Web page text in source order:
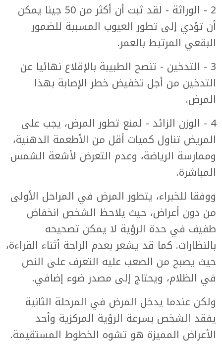
2 - الوراثة - لقد ثبت أن أكثر من 50 جينا يمكن
أن تؤدي إلى تطور العيوب المسببة للضمور
البقعي المرتبط بالعمر.
3 - التدخين - تنصح الطبيبة بالإقلاع نهائيا عن
التدخين من أجل تخفيض خطر الإصابة بهذا
المرض.
4 - الوزن الزائد - لمنع تطور المرض، يجب على
المريض تناول كميات أقل من الأطعمة الدهنية،
وممارسة الرياضة، وعدم التعرض لأشعة الشمس
المباشرة.
ووفقا للخبراء، يتطور المرض في المراحل الأولى
من دون أعراض، حيث يلاحظ الشخص انخفاض
طفيف في حدة الرؤية لا يمكن تصحيحه
بالنظارات. كما قد يشعر بعدم الراحة أثناء القراءة،
حيث يصبح من الصعب عليه التعرف على النص
في الظلام، ويحتاج إلى مصدر ضوء إضافي.
ولكن عندما يدخل المرض في المرحلة الثانية
يفقد الشخص بسرعة الرؤية المركزية وأحد
الأعراض المميزة هو تشوه الخطوط المستقيمة.